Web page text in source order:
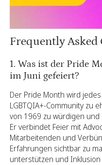
Frequently Asked
1. Was ist der Pride
im Juni gefeiert?
Der Pride Month wird
LGBTQIA+-Community zu
von 1969 zu würdigen
Er verbindet Feier mit
Mitarbeitenden und
Erfahrungen sichtbar zu
unterstützen und